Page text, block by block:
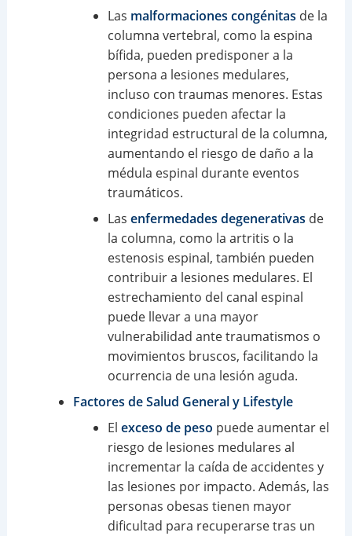
Las malformaciones congénitas de la
columna vertebral, como la espina
bífida, pueden predisponer a la
persona a lesiones medulares,
incluso con traumas menores. Estas
condiciones pueden afectar la
integridad estructural de la columna,
aumentando el riesgo de daño a la
médula espinal durante eventos
traumáticos.
Las enfermedades degenerativas de
la columna, como la artritis o la
estenosis espinal, también pueden
contribuir a lesiones medulares. El
estrechamiento del canal espinal
puede llevar a una mayor
vulnerabilidad ante traumatismos o
movimientos bruscos, facilitando la
ocurrencia de una lesión aguda.
Factores de Salud General y Lifestyle
El exceso de peso puede aumentar el
riesgo de lesiones medulares al
incrementar la caída de accidentes y
las lesiones por impacto. Además, las
personas obesas tienen mayor
dificultad para recuperarse tras un